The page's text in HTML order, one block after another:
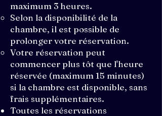
maximum 3 heures.
Selon la disponibilité de la
chambre, il est possible de
prolonger votre réservation.
Votre réservation peut
commencer plus tôt que l'heure
réservée (maximum 15 minutes)
si la chambre est disponible, sans
frais supplémentaires.
Toutes les réservations